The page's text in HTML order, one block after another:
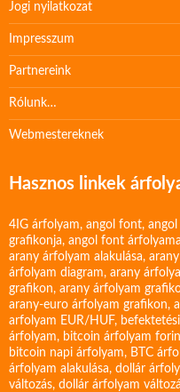
Jogi nyilatkozat
Impresszum
Partnereink
Rólunk…
Webmestereknek
Hasznos linkek
4IG árfolyam, angol font,
grafikonja, angol font árfolyama
arany árfolyam alakulása,
árfolyam diagram, arany
grafikon, arany árfolyam
arany-euro árfolyam grafikon,
arfolyam EUR/HUF,
árfolyam, bitcoin árfolyam
bitcoin napi árfolyam, BTC
árfolyam alakulása, dollár
változás, dollár árfolyam